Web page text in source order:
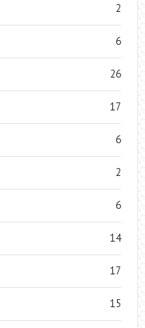
2
6
26
17
6
2
6
14
17
15